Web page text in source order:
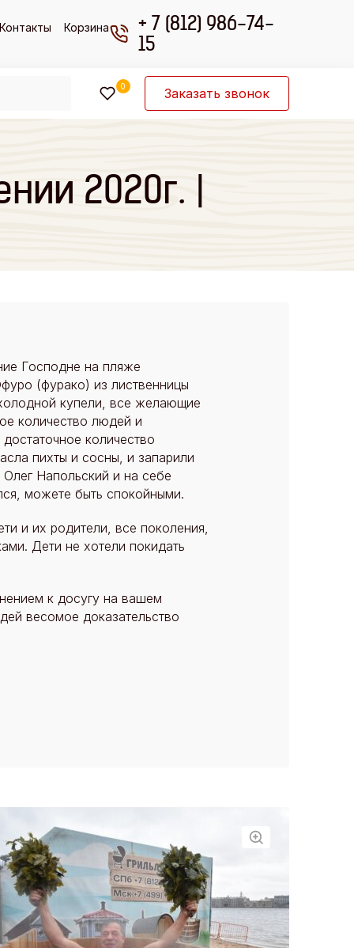
Контакты Корзина
+ 7 (812) 986-74-
15
0 Заказать звонок
2020г. |
Господне на пляже
(фурако) из лиственницы
купели, все желающие
количество людей и
количество
пихты и сосны, и запарили
Напольский и на себе
можете быть спокойными.
и их родители, все поколения,
Дети не хотели покидать
к досугу на вашем
весомое доказательство